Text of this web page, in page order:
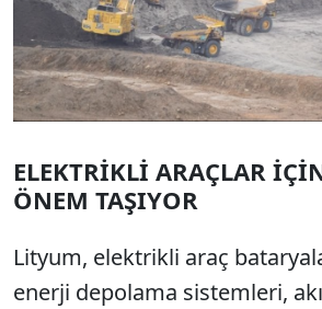
ELEKTRİKLİ ARAÇLAR
ÖNEM TAŞIYOR
Lityum, elektrikli araç
enerji depolama sistemleri,